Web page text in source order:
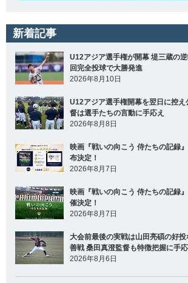
新着記事
U12アジア選手権が開幕 堤三蔵の
回完全投球で大勝発進
2026年8月10日
U12アジア選手権開幕を翌日に控
督は選手たちの言動に手応え
2026年8月8日
映画『戦いの向こう 侍たちの記録
布決定！
2026年8月7日
映画『戦いの向こう 侍たちの記録
催決定！
2026年8月7日
大会前最後の実戦は山田亮碩の好
善戦 桑田真澄監督も特徴把握に手応
2026年8月6日